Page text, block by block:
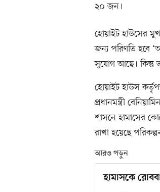
২০ জন।
হোয়াইট হাউসের
জন্য পরিণতি হবে
সুযোগ আছে। কিন্তু
হোয়াইট হাউস
প্রধানমন্ত্রী
শাসনে হামাসের
রাখা হয়েছে
আরও পড়ুন
হামাসকে